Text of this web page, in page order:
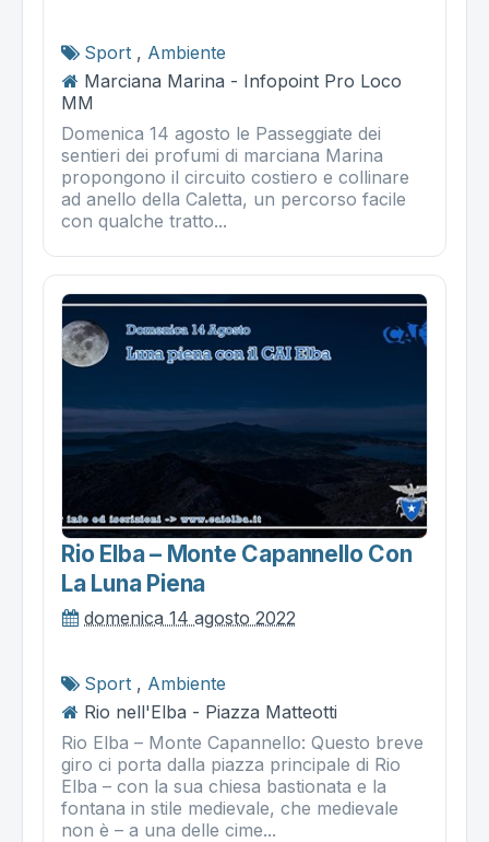
Sport , Ambiente
Marciana Marina - Infopoint Pro Loco
MM
Domenica 14 agosto le Passeggiate dei
sentieri dei profumi di marciana Marina
propongono il circuito costiero e collinare
ad anello della Caletta, un percorso facile
con qualche tratto...
Rio Elba – Monte Capannello Con
La Luna Piena
domenica 14 agosto 2022
Sport , Ambiente
Rio nell'Elba - Piazza Matteotti
Rio Elba – Monte Capannello: Questo breve
giro ci porta dalla piazza principale di Rio
Elba – con la sua chiesa bastionata e la
fontana in stile medievale, che medievale
non è – a una delle cime...